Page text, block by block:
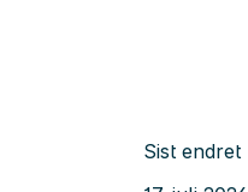
Sist endret